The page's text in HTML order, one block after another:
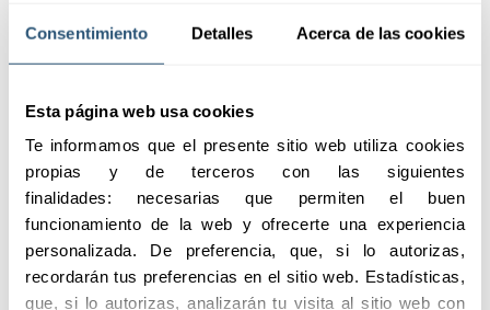
Consentimiento Detalles Acerca de las cookies
Esta página web usa cookies
Te informamos que el presente sitio web utiliza cookies
propias y de terceros con las siguientes
finalidades: necesarias que permiten el buen
funcionamiento de la web y ofrecerte una experiencia
personalizada. De preferencia, que, si lo autorizas,
recordarán tus preferencias en el sitio web. Estadísticas,
que, si lo autorizas, analizarán tu visita al sitio web con
Construcción protege a
los trabajadores, asegura
actualiza coberturas
según convenios,
brindando tranquilidad y
estabilidad a la empresa.
Solicitar información